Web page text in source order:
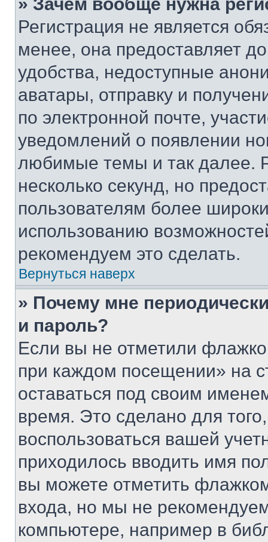
Регистрация не является
менее, она предоставляет
удобства, недоступные
аватары, отправку и
по электронной почте,
уведомлений о появлении
любимые темы и так далее.
несколько секунд, но
пользователям более
использованию
рекомендуем это сделать.
Вернуться наверх
» Почему мне
и пароль?
Если вы не отметили
при каждом посещении» на
оставаться под своим
время. Это сделано для
воспользоваться вашей
приходилось вводить имя
вы можете отметить
входа, но мы не
компьютере, например в